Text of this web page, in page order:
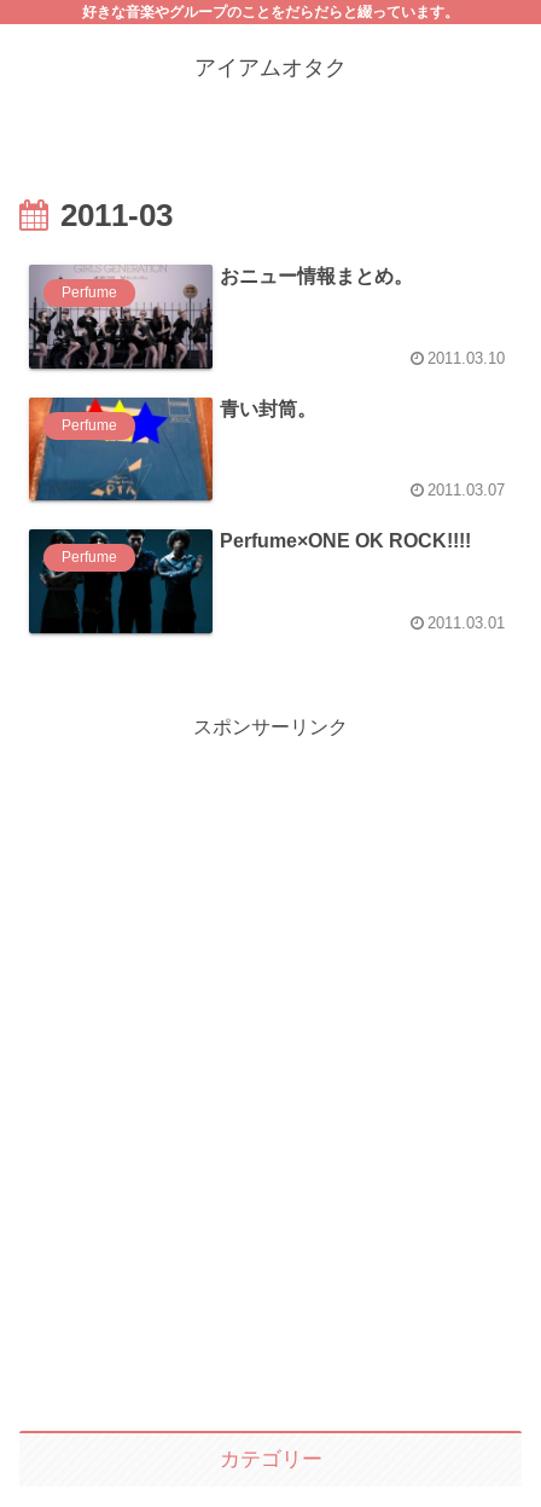
好きな音楽やグループのことをだらだらと綴っています。
アイアムオタク
2011-03
Perfume
おニュー情報まとめ。
2011.03.10
Perfume
青い封筒。
2011.03.07
Perfume
Perfume×ONE OK ROCK!!!!
2011.03.01
スポンサーリンク
カテゴリー